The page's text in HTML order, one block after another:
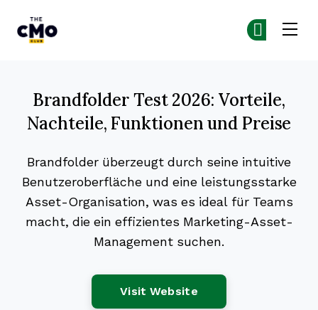
Brandfolder Test 2026: Vorteile,
Nachteile, Funktionen und Preise
Brandfolder überzeugt durch seine intuitive
Benutzeroberfläche und eine leistungsstarke
Asset-Organisation, was es ideal für Teams
macht, die ein effizientes Marketing-Asset-
Management suchen.
Visit Website